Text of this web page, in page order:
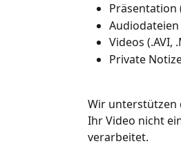
Präsentation
Audiodateien
Videos (.AVI,
Private
Wir unterstützen
Ihr Video nicht
verarbeitet.